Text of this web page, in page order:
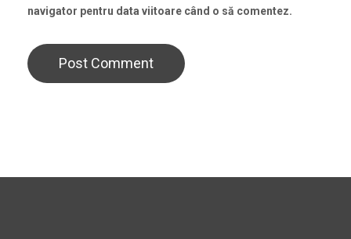
navigator pentru data viitoare când o să comentez.